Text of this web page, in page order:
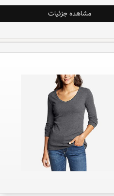
مشاهده جزئیات